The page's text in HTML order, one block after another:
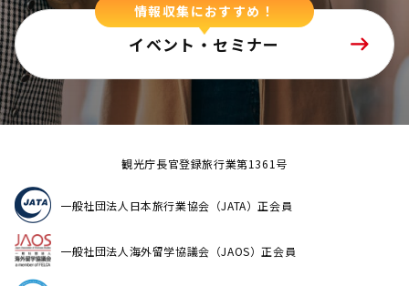
情報収集におすすめ！
イベント・セミナー
観光庁長官登録旅行業第1361号
一般社団法人日本旅行業協会（JATA）正会員
一般社団法人海外留学協議会（JAOS）正会員